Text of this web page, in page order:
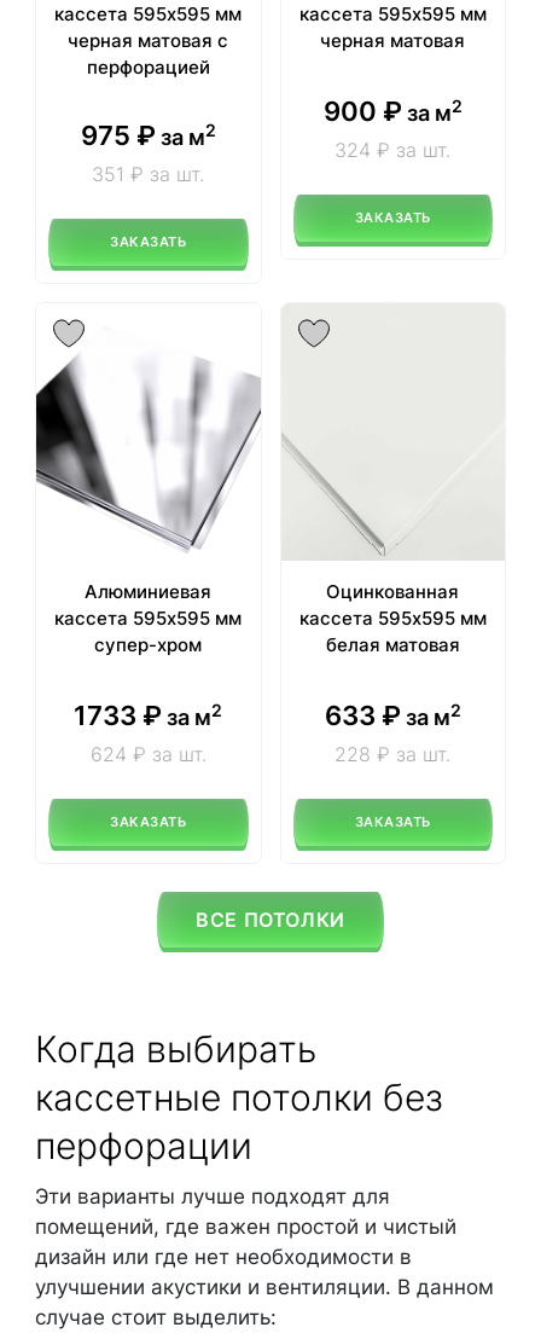
кассета 595х595 мм
черная матовая с
перфорацией
975 ₽ за м2
351 ₽ за шт.
ЗАКАЗАТЬ
кассета 595х595 мм
черная матовая
900 ₽ за м2
324 ₽ за шт.
ЗАКАЗАТЬ
Алюминиевая
кассета 595х595 мм
супер-хром
1733 ₽ за м2
624 ₽ за шт.
ЗАКАЗАТЬ
Оцинкованная
кассета 595х595 мм
белая матовая
633 ₽ за м2
228 ₽ за шт.
ЗАКАЗАТЬ
ВСЕ ПОТОЛКИ
Когда выбирать
кассетные потолки без
перфорации
Эти варианты лучше подходят для
помещений, где важен простой и чистый
дизайн или где нет необходимости в
улучшении акустики и вентиляции. В данном
случае стоит выделить: